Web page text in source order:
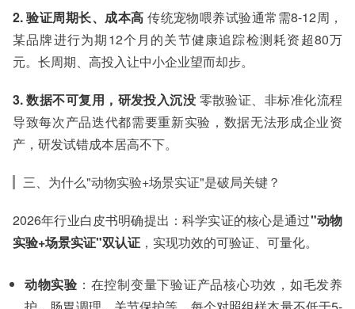
2. 验证周期长、成本高 传统宠物喂养试验通常需8-12周，
某品牌进行为期12个月的关节健康追踪检测耗资超80万
元。长周期、高投入让中小企业望而却步。
3. 数据不可复用，研发投入沉没 零散验证、非标准化流程
导致每次产品迭代都需要重新实验，数据无法形成企业资
产，研发试错成本居高不下。
三、为什么"动物实验+场景实证"是破局关键？
2026年行业白皮书明确提出：科学实证的核心是通过"动物
实验+场景实证"双认证 ，实现功效的可验证、可量化。
动物实验 ：在控制变量下验证产品核心功效，如毛发养